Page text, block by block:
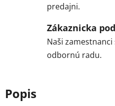
predajni.
Zákaznicka
Naši
odbornú radu.
Popis